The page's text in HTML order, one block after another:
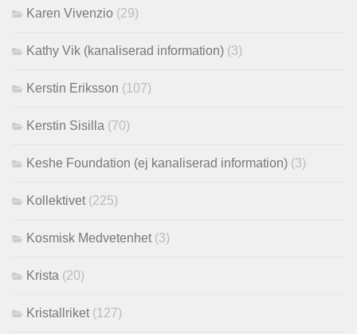
Karen Vivenzio (29)
Kathy Vik (kanaliserad information) (3)
Kerstin Eriksson (107)
Kerstin Sisilla (70)
Keshe Foundation (ej kanaliserad information) (3)
Kollektivet (225)
Kosmisk Medvetenhet (3)
Krista (20)
Kristallriket (127)